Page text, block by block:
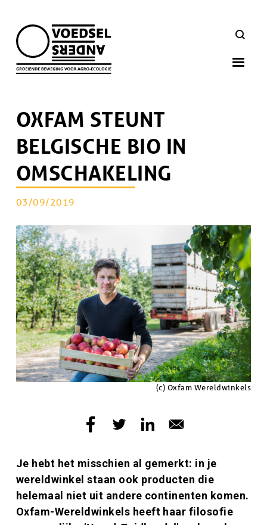
main
navigation
ZOEKEN
OXFAM STEUNT
BELGISCHE BIO IN
OMSCHAKELING
Artikel
PUBLICATIEDATUM
03/09/2019
Afbeelding
Afbeelding
(c) Oxfam Wereldwinkels
Inleiding
Je hebt het misschien al gemerkt: in je
wereldwinkel staan ook producten die
helemaal niet uit andere continenten komen.
Oxfam-Wereldwinkels heeft haar filosofie